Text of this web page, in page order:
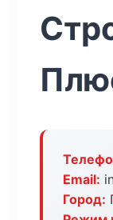
Email:
Город: